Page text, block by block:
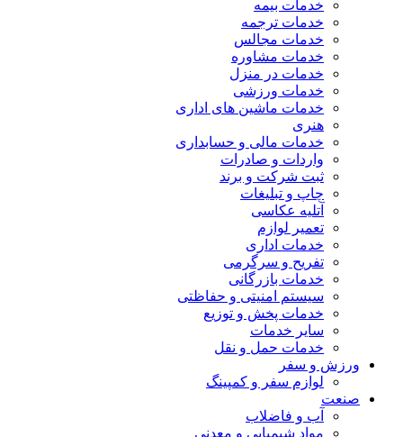
خدمات بیمه
خدمات ترجمه
خدمات مجالس
خدمات مشاوره
خدمات در منزل
خدمات ورزشی
خدمات ماشین های اداری
هنری
خدمات مالی و حسابداری
واردات و صادرات
ثبت شرکت و برند
چاپ و تبلیغات
آتلیه عکاسی
تعمیر لوازم
خدمات اداری
تفریح و سرگرمی
خدمات بازرگانی
سیستم امنیتی و حفاظتی
خدمات پخش و توزیع
سایر خدمات
خدمات حمل و نقل
ورزش و سفر
لوازم سفر و کمپینگ
صنعت
آب و فاضلاب
مواد شیمیایی و معدنی